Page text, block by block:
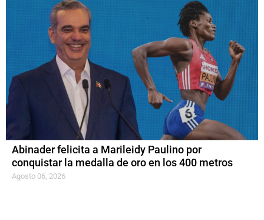
Abinader felicita a Marileidy Paulino por
conquistar la medalla de oro en los 400 metros
Agosto 06, 2026